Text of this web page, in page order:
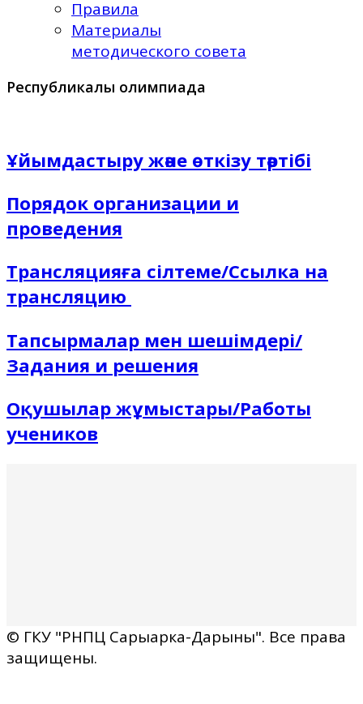
Правила
Материалы
методического совета
Республикалық олимпиада
Ұйымдастыру және өткізу тәртібі
Порядок организации и
проведения
Трансляцияға сілтеме/Ссылка на
трансляцию
Тапсырмалар мен шешімдері/
Задания и решения
Оқушылар жұмыстары/Работы
учеников
© ГКУ "РНПЦ Сарыарка-Дарыны". Все права
защищены.